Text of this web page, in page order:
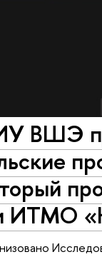
ВШЭ
ИТМО